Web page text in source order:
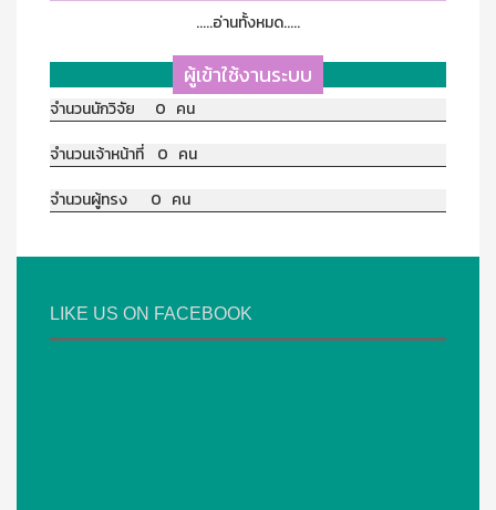
.....อ่านทั้งหมด.....
ผู้เข้าใช้งานระบบ
จำนวนนักวิจัย 0 คน
จำนวนเจ้าหน้าที่ 0 คน
จำนวนผู้ทรง 0 คน
LIKE US ON FACEBOOK